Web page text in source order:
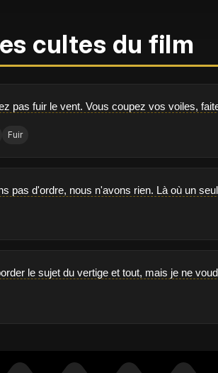
cultes du film
pas fuir le vent. Vous coupez vos voiles,
Fuir
pas d'ordre, nous n'avons rien. Là où un
le sujet du vertige et tout, mais je ne